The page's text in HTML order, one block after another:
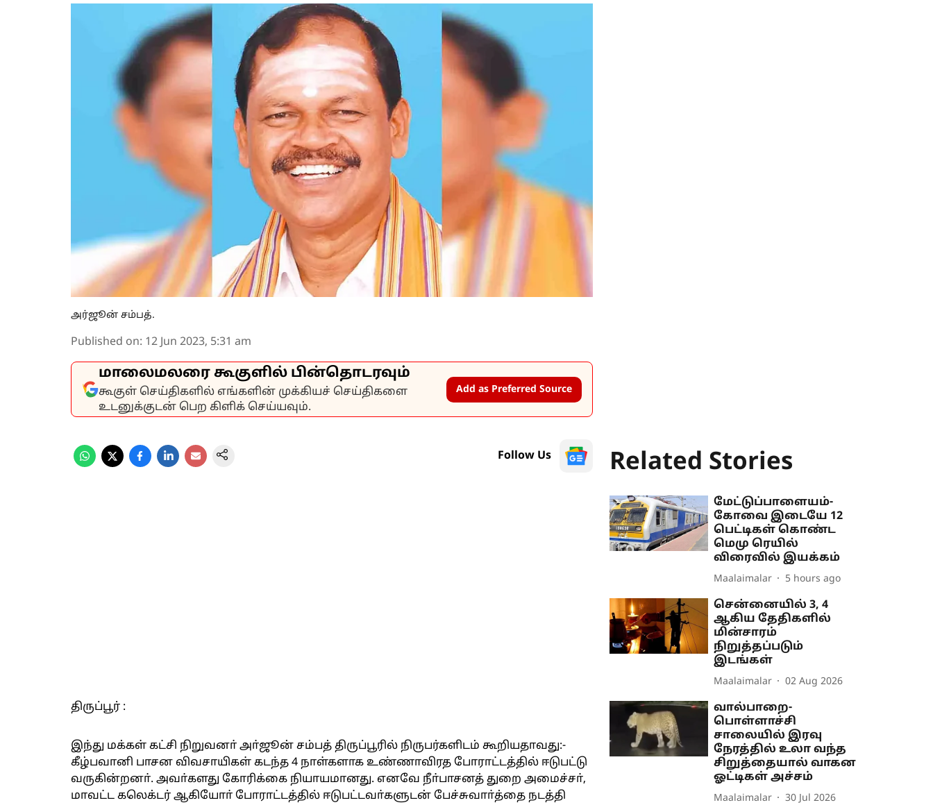
அர்ஜூன் சம்பத்.
Published on: 12 Jun 2023, 5:31 am
மாலைமலரை கூகுளில் பின்தொடரவும்
கூகுள் செய்திகளில் எங்களின் முக்கியச் செய்திகளை
உடனுக்குடன் பெற கிளிக் செய்யவும்.
Add as Preferred Source
Follow Us
திருப்பூர் :
இந்து மக்கள் கட்சி நிறுவனா் அா்ஜூன் சம்பத் திருப்பூரில் நிருபர்களிடம் கூறியதாவது:-
கீழ்பவானி பாசன விவசாயிகள் கடந்த 4 நாள்களாக உண்ணாவிரத போராட்டத்தில் ஈடுபட்டு
வருகின்றனா். அவா்களது கோரிக்கை நியாயமானது. எனவே நீா்பாசனத் துறை அமைச்சா்,
மாவட்ட கலெக்டர் ஆகியோா் போராட்டத்தில் ஈடுபட்டவா்களுடன் பேச்சுவாா்த்தை நடத்தி
Related Stories
மேட்டுப்பாளையம்-
கோவை இடையே 12
பெட்டிகள் கொண்ட
மெமு ரெயில்
விரைவில் இயக்கம்
Maalaimalar 5 hours ago
சென்னையில் 3, 4
ஆகிய தேதிகளில்
மின்சாரம்
நிறுத்தப்படும்
இடங்கள்
Maalaimalar 02 Aug 2026
வால்பாறை-
பொள்ளாச்சி
சாலையில் இரவு
நேரத்தில் உலா வந்த
சிறுத்தையால் வாகன
ஓட்டிகள் அச்சம்
Maalaimalar 30 Jul 2026